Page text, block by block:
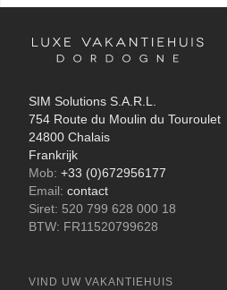
SIM Solutions S.A.R.L.
754 Route du Moulin du Touroulet
24800 Chalais
Frankrijk
Mob: +33 (0)672956177
Email: contact
Siret: 520 799 628 000 18
BTW: FR11520799628
VIND UW VAKANTIEHUIS